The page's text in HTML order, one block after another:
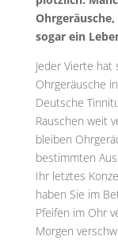
sogar ein
Jeder Vierte
Ohrgeräusche
Deutsche
Rauschen weit
bleiben
bestimmten
Ihr letztes
haben Sie im
Pfeifen im Ohr
Morgen